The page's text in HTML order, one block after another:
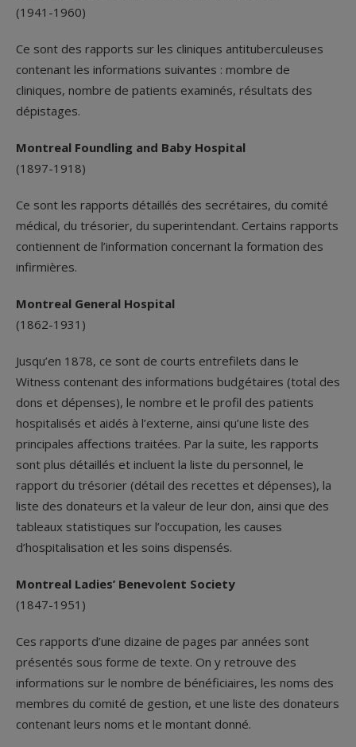
(1941-1960)
Ce sont des rapports sur les cliniques antituberculeuses
contenant les informations suivantes : mombre de
cliniques, nombre de patients examinés, résultats des
dépistages.
Montreal Foundling and Baby Hospital
(1897-1918)
Ce sont les rapports détaillés des secrétaires, du comité
médical, du trésorier, du superintendant. Certains rapports
contiennent de l’information concernant la formation des
infirmières.
Montreal General Hospital
(1862-1931)
Jusqu’en 1878, ce sont de courts entrefilets dans le
Witness contenant des informations budgétaires (total des
dons et dépenses), le nombre et le profil des patients
hospitalisés et aidés à l’externe, ainsi qu’une liste des
principales affections traitées. Par la suite, les rapports
sont plus détaillés et incluent la liste du personnel, le
rapport du trésorier (détail des recettes et dépenses), la
liste des donateurs et la valeur de leur don, ainsi que des
tableaux statistiques sur l’occupation, les causes
d’hospitalisation et les soins dispensés.
Montreal Ladies’ Benevolent Society
(1847-1951)
Ces rapports d’une dizaine de pages par années sont
présentés sous forme de texte. On y retrouve des
informations sur le nombre de bénéficiaires, les noms des
membres du comité de gestion, et une liste des donateurs
contenant leurs noms et le montant donné.